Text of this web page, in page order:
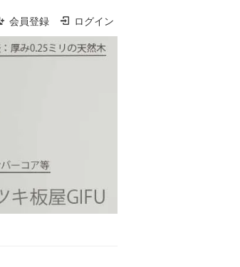
会員登録 ログイン